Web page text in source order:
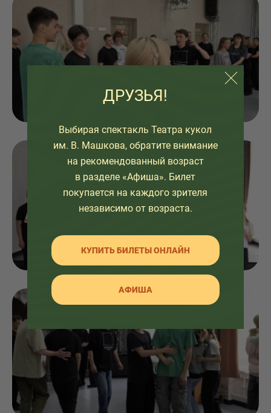
ДРУЗЬЯ!
Выбирая спектакль Театра кукол
им. В. Машкова, обратите внимание
на рекомендованный возраст
в разделе «Афиша». Билет
покупается на каждого зрителя
независимо от возраста.
КУПИТЬ БИЛЕТЫ ОНЛАЙН
АФИША